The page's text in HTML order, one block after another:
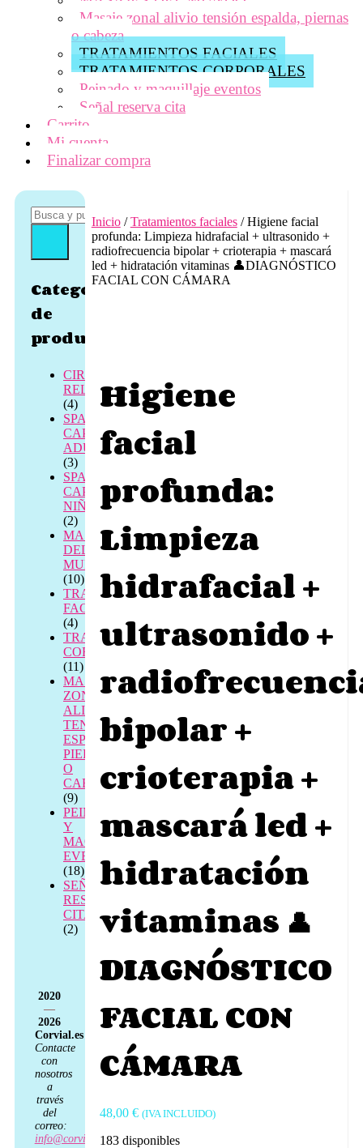
Masaje zonal alivio tensión espalda, piernas
o cabeza
TRATAMIENTOS FACIALES
TRATAMIENTOS CORPORALES
Peinado y maquillaje eventos
Señal reserva cita
Carrito
Mi cuenta
Finalizar compra
Inicio/Tratamientos faciales/ Higiene facial
profunda: Limpieza hidrafacial + ultrasonido +
radiofrecuencia bipolar + crioterapia + mascará
led + hidratación vitaminas 👤DIAGNÓSTICO
FACIAL CON CÁMARA
Higiene
facial
profunda:
Limpieza
hidrafacial +
ultrasonido +
bipolar +
crioterapia +
mascará led +
hidratación
vitaminas 👤
DIAGNÓSTICO
FACIAL CON
CÁMARA
48,00 € (IVA INCLUIDO)
183 disponibles
Categorías
de
producto
CIRCUITOS
RELAX
(4)
SPA
CAPILAR
ADULTOS
(3)
SPA
CAPILAR
NIÑOS
(2)
MASAJES
DEL
MUNDO
(10)
TRATAMIENTOS
FACIALES
(4)
TRATAMIENTOS
CORPORALES
(11)
MASAJE
ZONAL
ALIVIO
TENSIÓN
ESPALDA,
PIERNAS
O
CABEZA
(9)
PEINADO
Y
MAQUILLAJE
EVENTOS
(18)
SEÑAL
RESERVA
CITA
(2)
2020
—
2026
Corvial.es
Contacte
con
nosotros
a
través
del
correo:
info@corvial.es